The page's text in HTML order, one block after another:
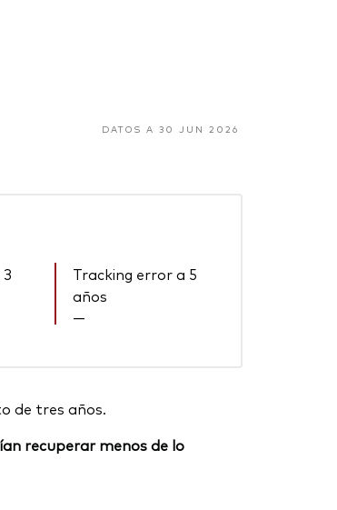
DATOS A 30 JUN 2026
Tracking error a 5
años
—
de tres años.
recuperar menos de lo